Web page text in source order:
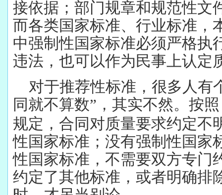
接依据；部门规章和规范性文
而各类国家标准、行业标准，
中强制性国家标准必须严格执
违法，也可以作为民事上认定
对于推荐性标准，很多人有
同就不算数”，其实不然。按
规定，合同对质量要求约定不
性国家标准；没有强制性国家
性国家标准，不需要双方专门
约定了其他标准，或者明确排